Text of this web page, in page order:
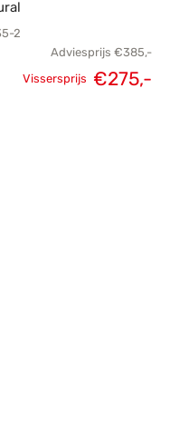
2
Adviesprijs €385,-
Vissersprijs €275,-